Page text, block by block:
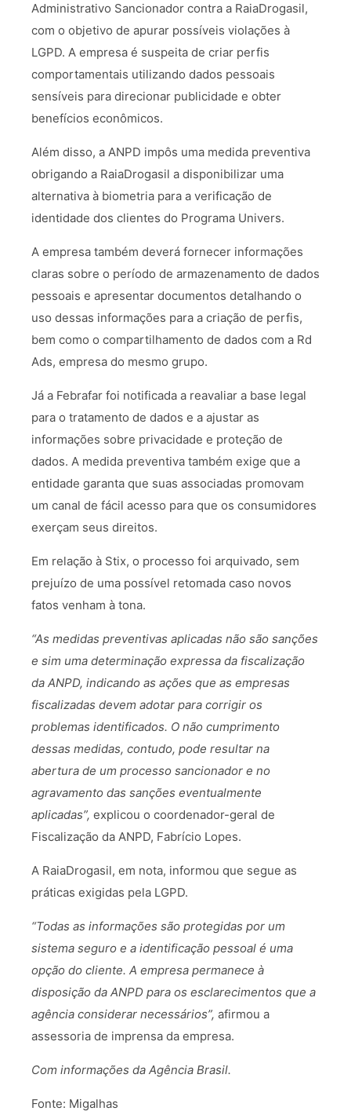
Administrativo Sancionador contra a RaiaDrogasil,
com o objetivo de apurar possíveis violações à
LGPD. A empresa é suspeita de criar perfis
comportamentais utilizando dados pessoais
sensíveis para direcionar publicidade e obter
benefícios econômicos.
Além disso, a ANPD impôs uma medida preventiva
obrigando a RaiaDrogasil a disponibilizar uma
alternativa à biometria para a verificação de
identidade dos clientes do Programa Univers.
A empresa também deverá fornecer informações
claras sobre o período de armazenamento de dados
pessoais e apresentar documentos detalhando o
uso dessas informações para a criação de perfis,
bem como o compartilhamento de dados com a Rd
Ads, empresa do mesmo grupo.
Já a Febrafar foi notificada a reavaliar a base legal
para o tratamento de dados e a ajustar as
informações sobre privacidade e proteção de
dados. A medida preventiva também exige que a
entidade garanta que suas associadas promovam
um canal de fácil acesso para que os consumidores
exerçam seus direitos.
Em relação à Stix, o processo foi arquivado, sem
prejuízo de uma possível retomada caso novos
fatos venham à tona.
“As medidas preventivas aplicadas não são sanções
e sim uma determinação expressa da fiscalização
da ANPD, indicando as ações que as empresas
fiscalizadas devem adotar para corrigir os
problemas identificados. O não cumprimento
dessas medidas, contudo, pode resultar na
abertura de um processo sancionador e no
agravamento das sanções eventualmente
aplicadas”, explicou o coordenador-geral de
Fiscalização da ANPD, Fabrício Lopes.
A RaiaDrogasil, em nota, informou que segue as
práticas exigidas pela LGPD.
“Todas as informações são protegidas por um
sistema seguro e a identificação pessoal é uma
opção do cliente. A empresa permanece à
disposição da ANPD para os esclarecimentos que a
agência considerar necessários”, afirmou a
assessoria de imprensa da empresa.
Com informações da Agência Brasil.
Fonte: Migalhas